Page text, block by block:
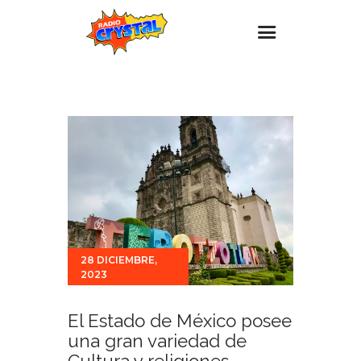
Promociones
Noticias
Para ti
Contacto
28 DICIEMBRE,
2023
El Estado de México posee
una gran variedad de